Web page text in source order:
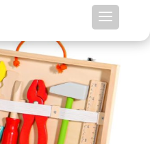
Montessori : jeu
de 3 à 6 ans